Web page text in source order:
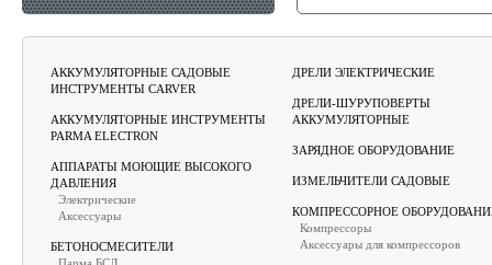
АККУМУЛЯТОРНЫЕ САДОВЫЕ
ИНСТРУМЕНТЫ CARVER
АККУМУЛЯТОРНЫЕ ИНСТРУМЕНТЫ
PARMA ELECTRON
АППАРАТЫ МОЮЩИЕ ВЫСОКОГО
ДАВЛЕНИЯ
Электрические
Аксессуары
БЕТОНОСМЕСИТЕЛИ
ДРЕЛИ ЭЛЕКТРИЧЕСКИЕ
ДРЕЛИ-ШУРУПОВЕРТЫ
АККУМУЛЯТОРНЫЕ
ЗАРЯДНОЕ ОБОРУДОВАНИЕ
ИЗМЕЛЬЧИТЕЛИ САДОВЫЕ
КОМПРЕССОРНОЕ
Компрессоры
Аксессуары для компрессоров